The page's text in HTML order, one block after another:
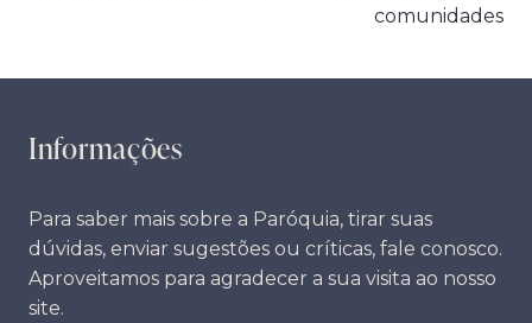
comunidades
Informações
Para saber mais sobre a Paróquia, tirar suas
dúvidas, enviar sugestões ou críticas, fale conosco.
Aproveitamos para agradecer a sua visita ao nosso
site.